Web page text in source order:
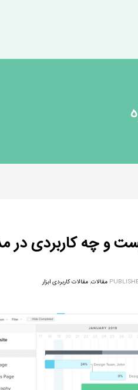
و چه کاربردی در
مقالات,مقالات کاربردی ابزار